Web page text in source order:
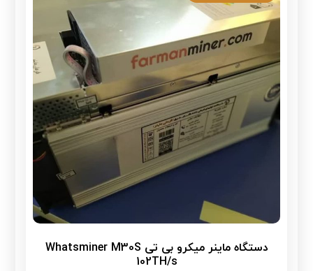
دستگاه ماینر میکرو بی تی Whatsminer M30S
102TH/s